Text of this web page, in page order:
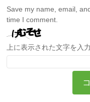
Save my name, email,
time I comment.
上に表示された文字を入